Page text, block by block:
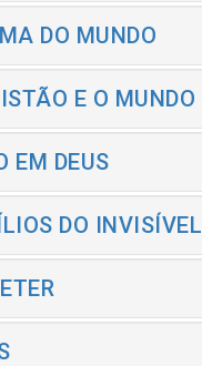
DO MUNDO
E O MUNDO
EM DEUS
DO INVISÍVEL